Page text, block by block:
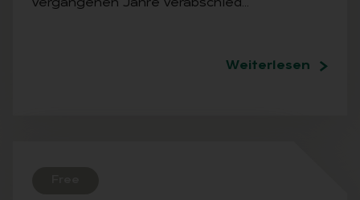
vergangenen Jahre verabschied…
Weiterlesen